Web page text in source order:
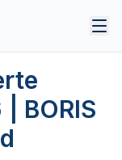
BORIS